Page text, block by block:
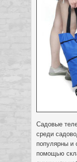
Садовые
среди
популярны и
помощью